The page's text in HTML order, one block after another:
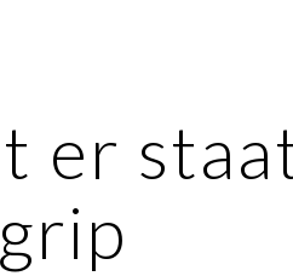
er